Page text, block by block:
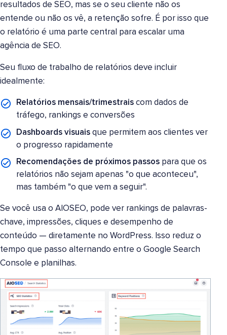
resultados de SEO, mas se o seu cliente não os
entende ou não os vê, a retenção sofre. É por isso que
o relatório é uma parte central para escalar uma
agência de SEO.
Seu fluxo de trabalho de relatórios deve incluir
idealmente:
Relatórios mensais/trimestrais com dados de
tráfego, rankings e conversões
Dashboards visuais que permitem aos clientes ver
o progresso rapidamente
Recomendações de próximos passos para que os
relatórios não sejam apenas "o que aconteceu",
mas também "o que vem a seguir".
Se você usa o AIOSEO, pode ver rankings de palavras-
chave, impressões, cliques e desempenho de
conteúdo — diretamente no WordPress. Isso reduz o
tempo que passo alternando entre o Google Search
Console e planilhas.